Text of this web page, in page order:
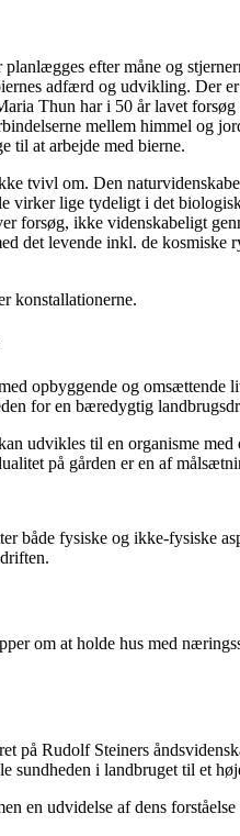
efter måne og
adfærd og udvikling. Der
Thun har i 50 år lavet
mellem himmel og
til at arbejde med bierne.
tvivl om. Den
virker lige tydeligt i det
ikke videnskabeligt
det levende inkl. de
konstallationerne.
opbyggende og
for en bæredygtig
udvikles til en organisme
på gården er en af
både fysiske og ikke-fysiske
om at holde hus med
på Rudolf Steiners
sundheden i landbruget til et
en udvidelse af dens